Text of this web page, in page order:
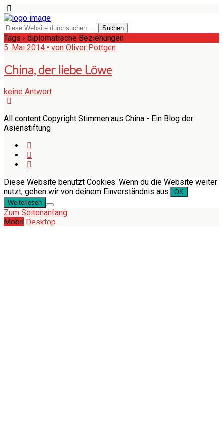
Tags › diplomatische Beziehungen
5. Mai 2014 • von Oliver Pöttgen
China, der liebe Löwe
keine Antwort
All content Copyright Stimmen aus China - Ein Blog der
Asienstiftung
Diese Website benutzt Cookies. Wenn du die Website weiter
nutzt, gehen wir von deinem Einverständnis aus. OK
Weiterlesen
Zum Seitenanfang
Mobil Desktop